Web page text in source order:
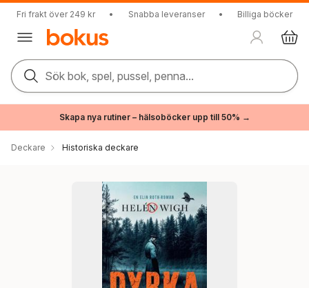
Fri frakt över 249 kr • Snabba leveranser • Billiga böcker
Sök bok, spel, pussel, penna...
Skapa nya rutiner – hälsoböcker upp till 50% →
Deckare Historiska deckare